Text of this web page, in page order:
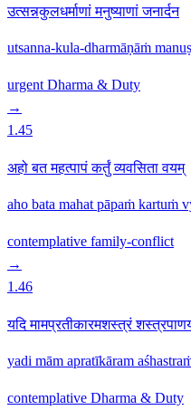
उत्सन्नकुलधर्माणां मनुष्याणां जनार्दन
utsanna-kula-dharmāṇāṁ
urgent Dharma & Duty
→
1.45
अहो बत महत्पापं कर्तुं व्यवसिता वयम्
aho bata mahat pāpaṁ kartuṁ
contemplative family-conflict
→
1.46
यदि मामप्रतीकारमशस्त्रं
yadi mām apratīkāram
contemplative Dharma & Duty